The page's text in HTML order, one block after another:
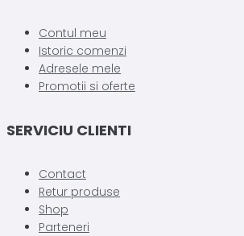
Contul meu
Istoric comenzi
Adresele mele
Promotii si oferte
SERVICIU CLIENTI
Contact
Retur produse
Shop
Parteneri